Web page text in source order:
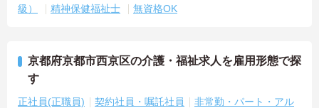
級）
精神保健福祉士 無資格OK
京都府京都市西京区の介護・福祉求人を雇用形態で探
す
正社員(正職員) 契約社員・嘱託社員
非常勤・パート・アル